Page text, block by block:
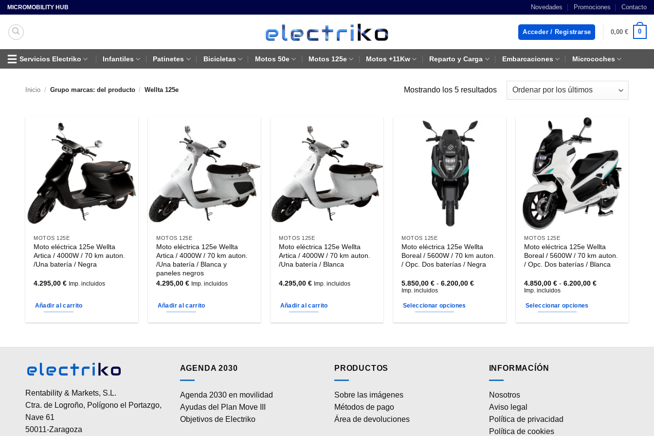
Saltar
contenido
MICROMOBILITY HUB Novedades Promociones Contacto
Acceder / Registrarse 0,00 € 0
Servicios Electriko Infantiles Patinetes Bicicletas Motos 50e Motos 125e Motos +11Kw Reparto y Carga Embarcaciones Microcoches
Inicio / Grupo marcas: del producto / Wellta 125e Mostrando los 5 resultadosOrdenado
por
MOTOS 125E
Moto eléctrica 125e Wellta
Artica / 4000W / 70 km auton.
/Una batería / Negra
4.295,00€ Imp. incluidos
Añadir al carrito
MOTOS 125E
Moto eléctrica 125e Wellta
Artica / 4000W / 70 km auton.
/Una batería / Blanca y
paneles negros
4.295,00€ Imp. incluidos
Añadir al carrito
MOTOS 125E
Moto eléctrica 125e Wellta
Artica / 4000W / 70 km auton.
/Una batería / Blanca
4.295,00€ Imp. incluidos
Añadir al carrito
MOTOS 125E
Moto eléctrica 125e Wellta
Boreal / 5600W / 70 km auton.
/ Opc. Dos baterías / Negra
5.850,00€ - 6.200,00€Rango
6.200,00 €
Imp. incluidos
Seleccionar opciones
se
elegir
MOTOS 125E
Moto eléctrica 125e Wellta
Boreal / 5600W / 70 km auton.
/ Opc. Dos baterías / Blanca
4.850,00€ - 6.200,00€Rango
6.200,00 €
Imp. incluidos
Seleccionar opciones
variantes.
pueden
elegir
en
Rentability & Markets, S.L.
Ctra. de Logroño, Polígono el Portazgo,
Nave 61
50011-Zaragoza
AGENDA 2030
Agenda 2030 en movilidad
Ayudas del Plan Move III
Objetivos de Electriko
PRODUCTOS
Sobre las imágenes
Métodos de pago
Área de devoluciones
INFORMACÍÓN
Nosotros
Aviso legal
Política de privacidad
Política de cookies